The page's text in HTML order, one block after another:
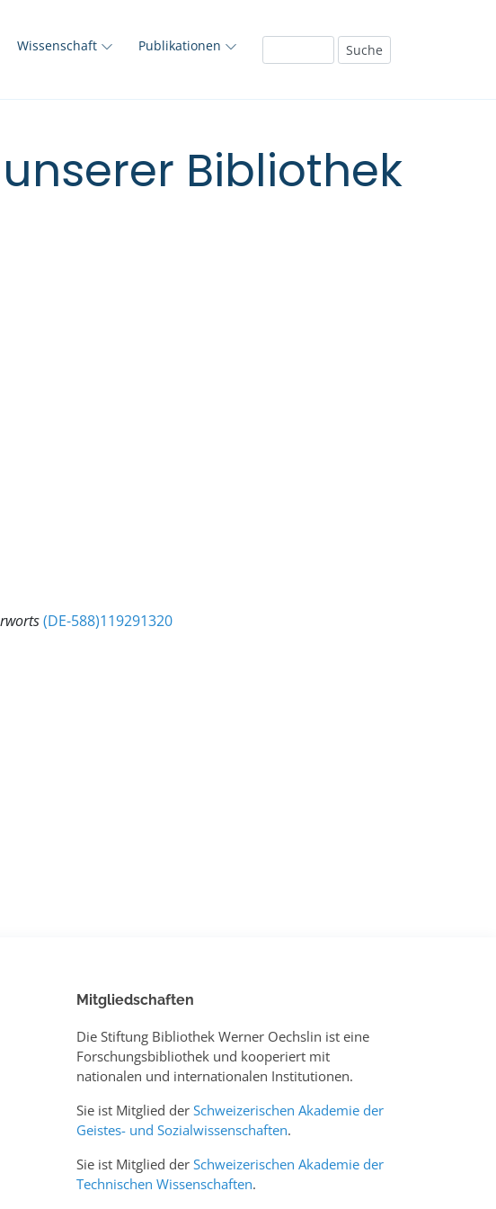
Wissenschaft Publikationen
Bibliothek
(DE-588)119291320
Mitgliedschaften
Die Stiftung Bibliothek Werner Oechslin ist eine
Forschungsbibliothek und kooperiert mit
nationalen und internationalen Institutionen.
Sie ist Mitglied der Schweizerischen Akademie der
Geistes- und Sozialwissenschaften.
Sie ist Mitglied der Schweizerischen Akademie der
Technischen Wissenschaften.